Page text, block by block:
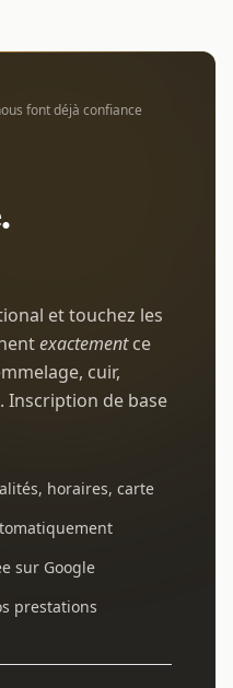
font déjà confiance
et touchez les
exactementce
cuir,
de base
horaires, carte
sur Google
prestations